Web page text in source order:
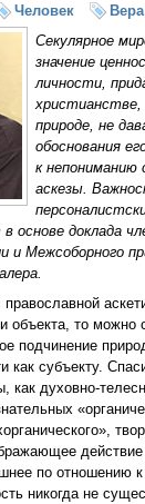
Человек Вера
Секулярное
значение
личности,
христианстве,
природе, не
обоснования
к непониманию
аскезы.
основе доклада
и Межсоборного
объекта, то можно
подчинение
как субъекту.
как духовно-
по отношению
никогда не